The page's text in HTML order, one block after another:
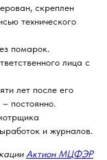
скреплен
технического
помарок.
лица с
лет после его
постоянно.
и журналов.
Актион МЦФЭР